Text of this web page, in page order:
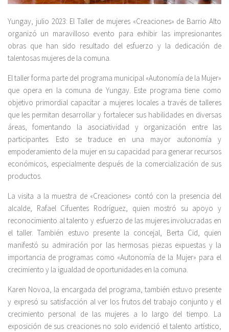
Yungay, julio 2023: El Taller de mujeres «Creaciones» de Barrio Alto
organizó un maravilloso evento para exhibir las impresionantes
obras que han sido resultado del esfuerzo y la dedicación de
talentosas mujeres de la comuna.
El taller forma parte del programa municipal «Autonomía de la Mujer»
que opera en la comuna de Yungay. Este programa tiene como
objetivo primordial capacitar a mujeres locales a través de talleres
que les permitan desarrollar y fortalecer sus habilidades en diversas
áreas, fomentando la asociatividad y organización entre las
participantes. Esto se traduce en una mayor autonomía y
empoderamiento de la mujer en su capacidad para generar recursos
económicos, especialmente después de la comercialización de sus
productos.
La visita a la muestra de «Creaciones» contó con la presencia del
alcalde, Rafael Cifuentes Rodríguez, quien mostró su apoyo y
reconocimiento al talento y esfuerzo de las mujeres involucradas en
el taller. También estuvo presente la concejal, Berta Cid, quien
manifestó su admiración por las hermosas piezas expuestas y la
importancia de programas como «Autonomía de la Mujer» para el
crecimiento y la igualdad de oportunidades en la comuna.
Karen Novoa, la encargada del programa, también estuvo presente
y expresó su satisfacción al ver los frutos del trabajo conjunto y el
crecimiento personal de las mujeres a lo largo del tiempo. La
exposición de sus creaciones no solo evidenció el talento artístico,